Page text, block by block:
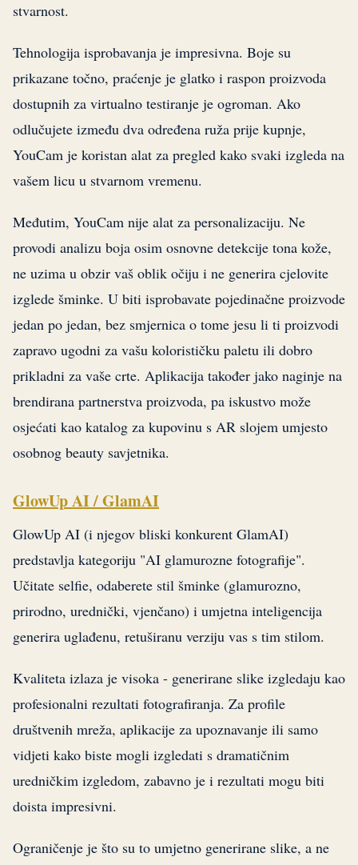
stvarnost.
Tehnologija isprobavanja je impresivna. Boje su
prikazane točno, praćenje je glatko i raspon proizvoda
dostupnih za virtualno testiranje je ogroman. Ako
odlučujete između dva određena ruža prije kupnje,
YouCam je koristan alat za pregled kako svaki izgleda na
vašem licu u stvarnom vremenu.
Međutim, YouCam nije alat za personalizaciju. Ne
provodi analizu boja osim osnovne detekcije tona kože,
ne uzima u obzir vaš oblik očiju i ne generira cjelovite
izglede šminke. U biti isprobavate pojedinačne proizvode
jedan po jedan, bez smjernica o tome jesu li ti proizvodi
zapravo ugodni za vašu kolorističku paletu ili dobro
prikladni za vaše crte. Aplikacija također jako naginje na
brendirana partnerstva proizvoda, pa iskustvo može
osjećati kao katalog za kupovinu s AR slojem umjesto
osobnog beauty savjetnika.
GlowUp AI / GlamAI
GlowUp AI (i njegov bliski konkurent GlamAI)
predstavlja kategoriju "AI glamurozne fotografije".
Učitate selfie, odaberete stil šminke (glamurozno,
prirodno, urednički, vjenčano) i umjetna inteligencija
generira uglađenu, retuširanu verziju vas s tim stilom.
Kvaliteta izlaza je visoka - generirane slike izgledaju kao
profesionalni rezultati fotografiranja. Za profile
društvenih mreža, aplikacije za upoznavanje ili samo
vidjeti kako biste mogli izgledati s dramatičnim
uredničkim izgledom, zabavno je i rezultati mogu biti
doista impresivni.
Ograničenje je što su to umjetno generirane slike, a ne